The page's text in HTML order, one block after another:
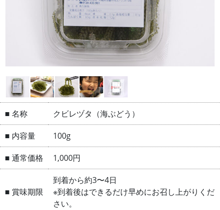
■ 名称 クビレヅタ（海ぶどう）
■ 内容量 100g
■ 通常価格 1,000円
■ 賞味期限
到着から約3〜4日
※到着後はできるだけ早めにお召し上がりくだ
さい。